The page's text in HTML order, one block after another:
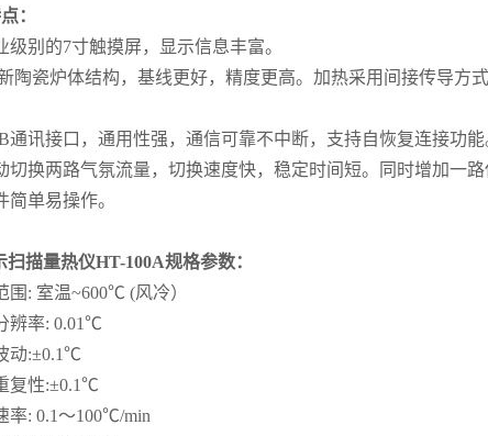
：
级别的7寸触摸屏，显示信息丰富。
陶瓷炉体结构，基线更好，精度更高。加热采用间接传导方
通讯接口，通用性强，通信可靠不中断，支持自恢复连接功能
切换两路气氛流量，切换速度快，稳定时间短。同时增加一
简单易操作。
扫描量热仪HT-100A规格参数：
围: 室温~600℃ (风冷）
辨率: 0.01℃
动:±0.1℃
复性:±0.1℃
率: 0.1～100℃/min